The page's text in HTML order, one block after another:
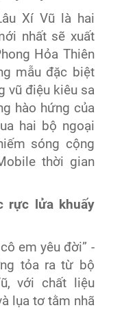
Xí Vũ là hai
nhất sẽ xuất
Hỏa Thiên
mẫu đặc biệt
vũ điệu kiêu sa
hào hứng của
hai bộ ngoại
sóng cộng
thời gian
rực lửa khuấy
em yêu đời” -
tỏa ra từ bộ
với chất liệu
lụa tơ tằm nhã